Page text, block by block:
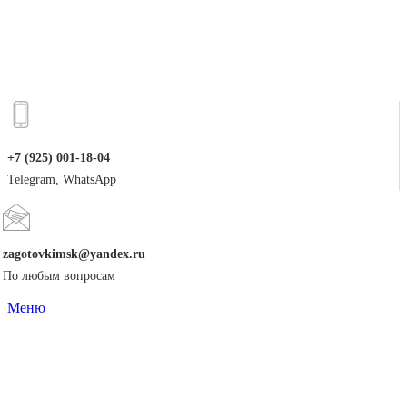
+7 (925) 001-18-04
Telegram, WhatsApp
zagotovkimsk@yandex.ru
По любым вопросам
Меню